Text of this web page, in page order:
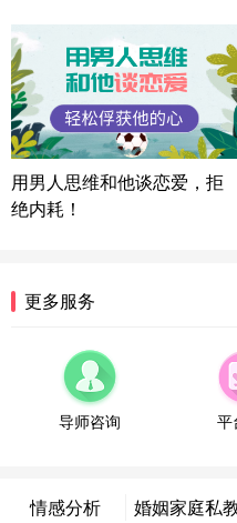
陕西-西安
微信用户 喜
情感方案
浙江-宁波
属情感方案
湖南-长沙
山东-青岛
微信用户
上海-黄浦
用男人思维和他谈恋爱，拒
绝内耗！
更多服务
导师咨询 平
情感分析 婚姻家庭私